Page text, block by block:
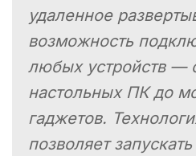
удаленное
возможность
любых устройств —
настольных ПК до
гаджетов.
позволяет